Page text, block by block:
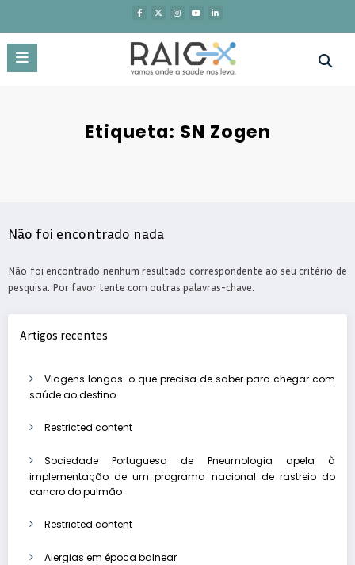
o
conteúdo
Etiqueta: SN Zogen
Não foi encontrado nada
Não foi encontrado nenhum resultado correspondente ao seu critério de
pesquisa. Por favor tente com outras palavras-chave.
Artigos recentes
Viagens longas: o que precisa de saber para chegar com
saúde ao destino
Restricted content
Sociedade Portuguesa de Pneumologia apela à
implementação de um programa nacional de rastreio do
cancro do pulmão
Restricted content
Alergias em época balnear